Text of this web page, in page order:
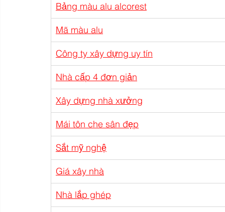
Bảng màu alu alcorest
Mã màu alu
Công ty xây dựng uy tín
Nhà cấp 4 đơn giản
Xây dựng nhà xưởng
Mái tôn che sân đẹp
Sắt mỹ nghệ
Giá xây nhà
Nhà lắp ghép